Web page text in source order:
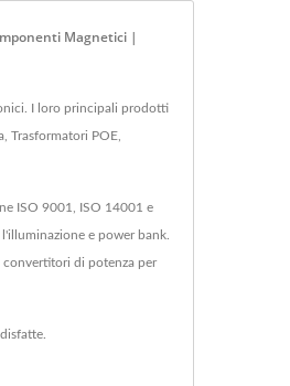
Magnetici |
I loro principali prodotti
Trasformatori POE,
ISO 9001, ISO 14001 e
e power bank.
di potenza per